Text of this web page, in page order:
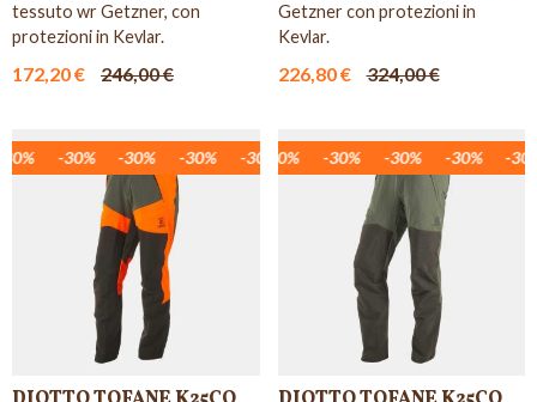
tessuto wr Getzner, con
protezioni in Kevlar.
172,20 € 246,00 €
Getzner con protezioni in
Kevlar.
226,80 € 324,00 €
-30% -30% -30% -30% -30% -30% -30% -30%
-30% -30% -30% -30% -30% -30% -30% -30% -30%